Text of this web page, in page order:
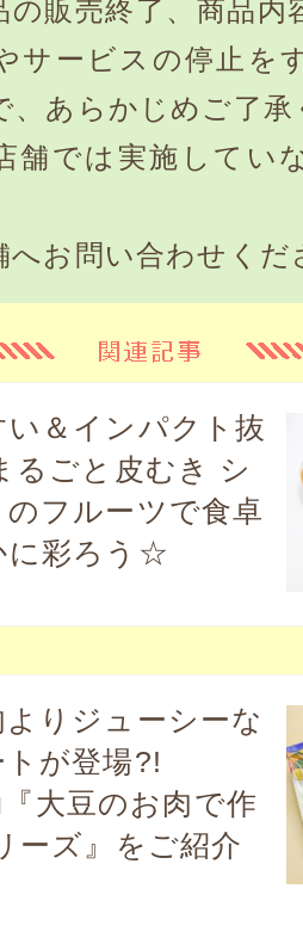
の販売終了、商品内
サービスの停止を
、あらかじめご了
舗では実施してい
へお問い合わせくだ
＆インパクト抜
るごと皮むき シ
のフルーツで食卓
に彩ろう☆
りジューシーな
が登場?!
大豆のお肉で作
ーズ』をご紹介